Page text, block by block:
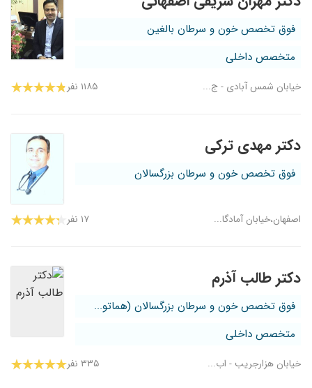
فوق تخصص خون و سرطان بالغین
متخصص داخلی
خیابان شمس آبادی - ج... ۱۱۸۵ نفر
دکتر مهدی ترکی
فوق تخصص خون و سرطان بزرگسالان
اصفهان،خیابان آمادگا... ۱۷ نفر
دکتر طالب آذرم
فوق تخصص خون و سرطان بزرگسالان (هماتو...
متخصص داخلی
خیابان هزارجریب - اب... ۳۳۵ نفر